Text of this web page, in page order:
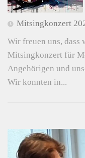
Mitsingkonzert
Wir freuen uns, dass
Mitsingkonzert für
Angehörigen und
Wir konnten in...